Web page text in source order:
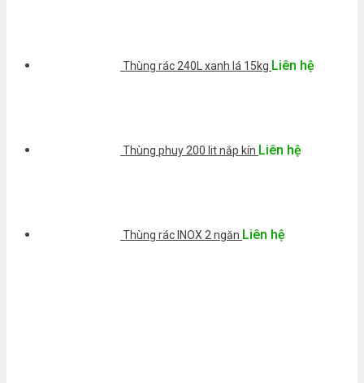
Thùng rác 240L xanh lá 15kg Liên hệ
Thùng phuy 200 lit nắp kín Liên hệ
Thùng rác INOX 2 ngăn Liên hệ